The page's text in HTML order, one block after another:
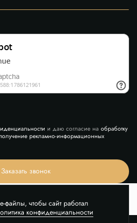
и даю согласие на обработку
получение рекламно-информационных
Заказать звонок
чтобы сайт работал
конфиденциальности